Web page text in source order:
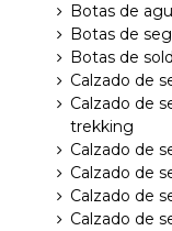
Botas de
Botas de
Botas de
Calzado de
Calzado de
trekking
Calzado de
Calzado de
Calzado de
Calzado de